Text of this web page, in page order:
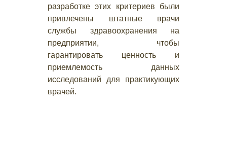
разработке этих критериев были
привлечены штатные врачи
службы здравоохранения на
предприятии, чтобы
гарантировать ценность и
приемлемость данных
исследований для практикующих
врачей.